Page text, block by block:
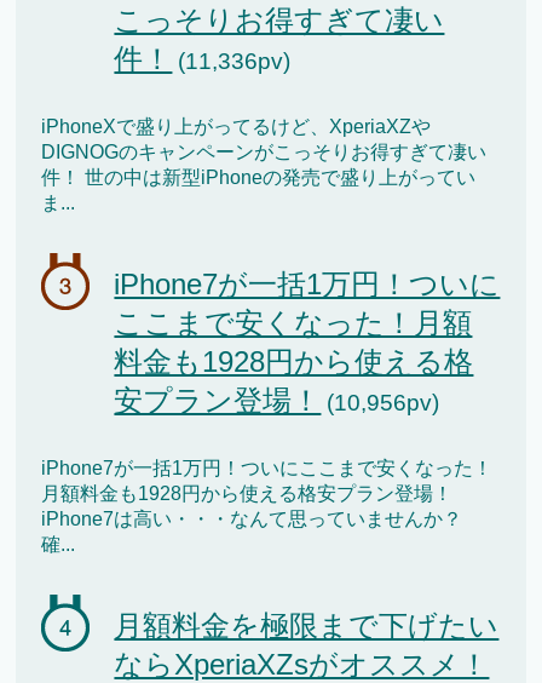
こっそりお得すぎて凄い
件！
(11,336pv)
iPhoneXで盛り上がってるけど、XperiaXZや
DIGNOGのキャンペーンがこっそりお得すぎて凄い
件！ 世の中は新型iPhoneの発売で盛り上がってい
ま...
iPhone7が一括1万円！ついに
ここまで安くなった！月額
料金も1928円から使える格
安プラン登場！
(10,956pv)
iPhone7が一括1万円！ついにここまで安くなった！
月額料金も1928円から使える格安プラン登場！
iPhone7は高い・・・なんて思っていませんか？
確...
月額料金を極限まで下げたい
ならXperiaXZsがオススメ！